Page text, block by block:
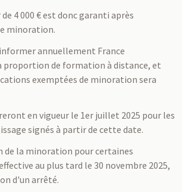
de 4 000 € est donc garanti après
minoration.
informer annuellement France
proportion de formation à distance, et
exemptées de minoration sera
en vigueur le 1er juillet 2025 pour les
signés à partir de cette date.
la minoration pour certaines
au plus tard le 30 novembre 2025,
d'un arrêté.